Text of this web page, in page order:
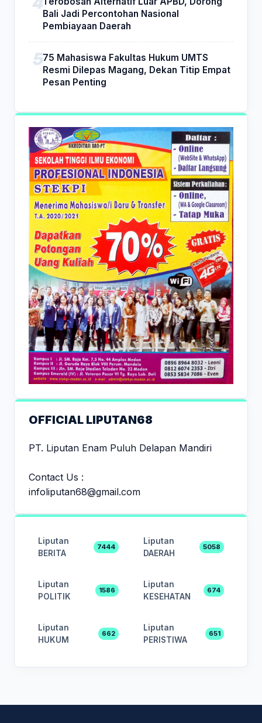
Bali Jadi Percontohan Nasional
Pembiayaan Daerah
75 Mahasiswa Fakultas Hukum UMTS
Resmi Dilepas Magang, Dekan Titip Empat
Pesan Penting
OFFICIAL LIPUTAN68
PT. Liputan Enam Puluh Delapan Mandiri
Contact Us :
infoliputan68@gmail.com
Liputan
BERITA
7444
Liputan
DAERAH
5058
Liputan
POLITIK
1586
Liputan
KESEHATAN
674
Liputan
HUKUM
662
Liputan
PERISTIWA
651